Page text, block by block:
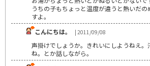
うちの子もちょっと温度が違うと熱いだ
すよ。
こんにちは。
| 2011/09/08
声掛けでしょうか。きれいにしようねえ。
ね。とか話しながら。